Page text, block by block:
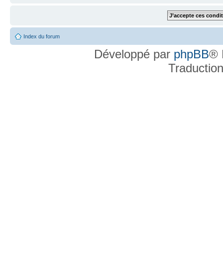
Index du forum
Développé par phpBB®